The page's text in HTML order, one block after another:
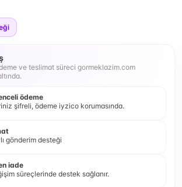
ve teslimat süreci gormeklazim.com
ödeme
şifreli, ödeme iyzico korumasında.
gönderim desteği
iade
süreçlerinde destek sağlanır.